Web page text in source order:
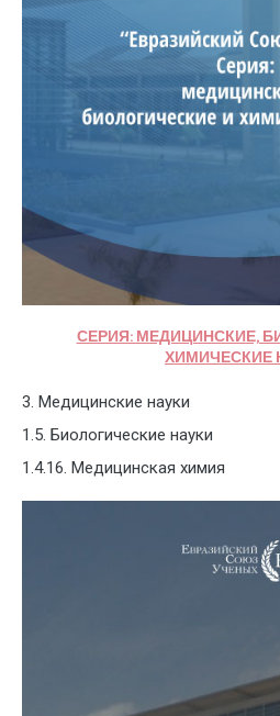
СЕРИЯ: МЕДИЦИНСКИЕ,
ХИМИЧЕСКИЕ
3. Медицинские науки
1.5. Биологические науки
1.4.16. Медицинская химия